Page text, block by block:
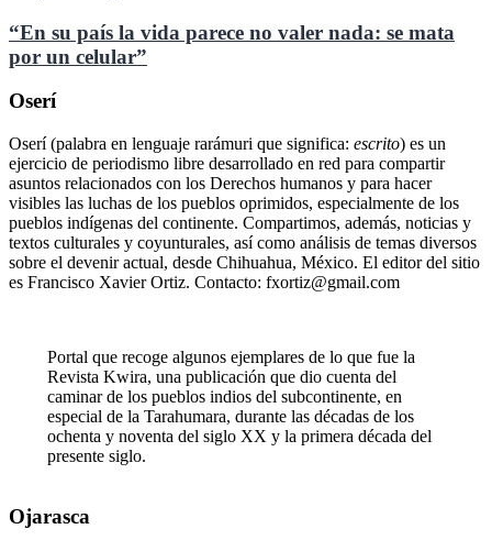
“En su país la vida parece no valer nada: se mata
por un celular”
Oserí
Oserí (palabra en lenguaje rarámuri que significa: escrito) es un
ejercicio de periodismo libre desarrollado en red para compartir
asuntos relacionados con los Derechos humanos y para hacer
visibles las luchas de los pueblos oprimidos, especialmente de los
pueblos indígenas del continente. Compartimos, además, noticias y
textos culturales y coyunturales, así como análisis de temas diversos
sobre el devenir actual, desde Chihuahua, México. El editor del sitio
es Francisco Xavier Ortiz. Contacto: fxortiz@gmail.com
Portal que recoge algunos ejemplares de lo que fue la
Revista Kwira, una publicación que dio cuenta del
caminar de los pueblos indios del subcontinente, en
especial de la Tarahumara, durante las décadas de los
ochenta y noventa del siglo XX y la primera década del
presente siglo.
Ojarasca